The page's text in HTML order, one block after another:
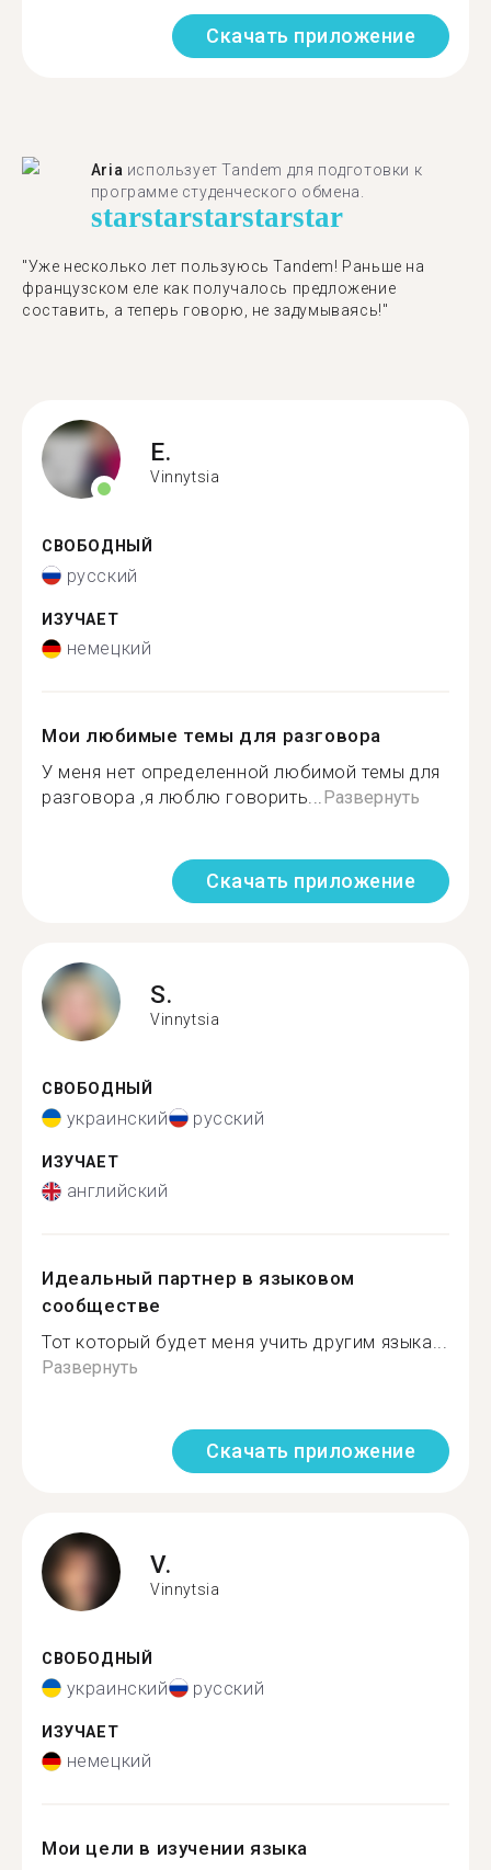
Скачать приложение
Aria использует Tandem для подготовки к
программе студенческого обмена.
starstarstarstarstar
"​​Уже несколько лет пользуюсь Tandem! Раньше на
французском еле как получалось предложение
составить, а теперь говорю, не задумываясь!"
E.
Vinnytsia
СВОБОДНЫЙ
русский
ИЗУЧАЕТ
немецкий
Мои любимые темы для разговора
У меня нет определенной любимой темы для
разговора ,я люблю говорить...Развернуть
Скачать приложение
S.
Vinnytsia
СВОБОДНЫЙ
украинский русский
ИЗУЧАЕТ
английский
Идеальный партнер в языковом
сообществе
Тот который будет меня учить другим языка...
Развернуть
Скачать приложение
V.
Vinnytsia
СВОБОДНЫЙ
украинский русский
ИЗУЧАЕТ
немецкий
Мои цели в изучении языка